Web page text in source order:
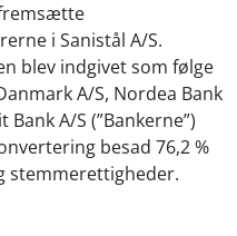
i Sanistål A/S.
blev indgivet som følge
A/S, Nordea Bank
Bank A/S (”Bankerne”)
besad 76,2 %
stemmerettigheder.